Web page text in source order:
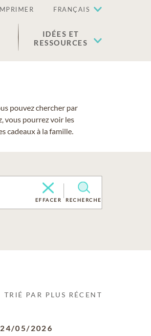
FRANÇAIS
IDÉES ET
RESSOURCES
pouvez chercher par
vous pourrez voir les
cadeaux à la famille.
EFFACER RECHERCHE
TRIÉ PAR PLUS RÉCENT
24/05/2026